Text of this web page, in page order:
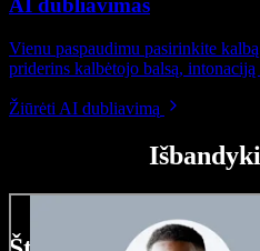
AI dubliavimas
Vienu paspaudimu pasirinkite
priderins kalbėtojo balsą, intonaciją
Žiūrėti AI dubliavimą